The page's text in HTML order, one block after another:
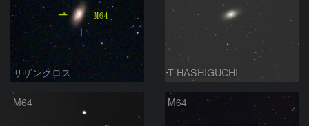
サザンクロス T-HASHIGUCHI
M64 M64